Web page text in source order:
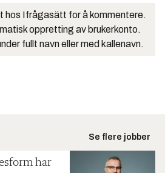
hos Ifrågasätt for å kommentere.
oppretting av brukerkonto.
fullt navn eller med kallenavn.
Se flere jobber
har